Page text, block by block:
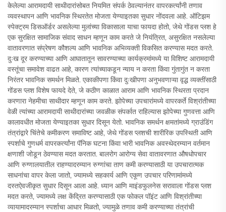
केलेल्या आरामदायी साथीदारांसोबत नियमित संपर्क ठेवल्यानंतर वापरकर्त्यांनी तणाव
व्यवस्थापन आणि भावनिक स्थिरतेत मोजता येण्याइतका सुधार नोंदवला आहे. ऑटिझम
स्पेक्ट्रम डिसऑर्डर असलेल्या मुलांच्या विकासाला याचा फायदा होतो, जेथे गोंडस प्लश हे
एक सुरक्षित सामाजिक संवाद साधन म्हणून काम करते जे नियंत्रित, असुरक्षित नसलेल्या
वातावरणात संप्रेषण कौशल्य आणि भावनिक अभिव्यक्ती विकसित करण्यास मदत करते.
दुःख दूर करण्याच्या आणि आघातातून सावरण्याच्या कार्यक्रमांमध्ये या विशिष्ट आरामदायी
वस्तूंचा समावेश वाढत आहे, कारण त्यांच्याकडून न्याय न करता किंवा गुंतागुंत न करता
निरंतर भावनिक समर्थन मिळते. एकाकीपणा किंवा दुःखीपणा अनुभवणाऱ्या वृद्ध व्यक्तींसाठी
गोंडस प्लश विशेष फायदे देते, जे कठीण काळात आराम आणि भावनिक स्थिरता प्रदान
करणारा नेहमीचा साथीदार म्हणून काम करते. झोपेच्या उपचारांमध्ये वापरकर्ते विश्रांतीच्या
वेळी त्यांच्या आरामदायी साथीदारांच्या जवळीक संपर्कात राहिल्यास झोपेच्या गुणवत्ता आणि
कालावधीत मोजता येण्याइतका सुधार दिसून येतो. भावनिक समर्थन क्षमतांमध्ये ग्राउंडिंग
तंत्रांद्वारे चिंतेचे कमीकरण समाविष्ट आहे, जेथे गोंडस प्लशची शारीरिक उपस्थिती आणि
स्पर्शाचे गुणधर्म वापरकर्त्यांना पॅनिक घटना किंवा भारी भावनिक अवस्थेदरम्यान वर्तमान
क्षणाशी जोडून ठेवण्यास मदत करतात. बालरोग आरोग्य सेवा वातावरणात औषधोपचार
आणि रुग्णालयातील राहण्यादरम्यान रुग्णांचा ताण कमी करण्यासाठी या उपचारात्मक
साधनांचा वापर केला जातो, ज्यामध्ये सहकार्य आणि एकूण उपचार परिणामांमध्ये
दस्तऐवजीकृत सुधार दिसून आला आहे. ध्यान आणि माइंडफुलनेस सरावाला गोंडस प्लश
मदत करते, ज्यामध्ये लक्ष केंद्रित करण्यासाठी एक फोकल पॉइंट आणि विश्रांतीच्या
व्यायामादरम्यान स्पर्शाचा आधार मिळतो, ज्यामुळे तणाव कमी करण्याच्या तंत्रांची